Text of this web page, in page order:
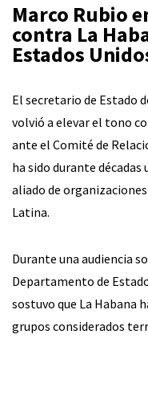
Marco Rubio
contra La
Estados
El secretario de Estado
volvió a elevar el tono
ante el Comité de
ha sido durante
aliado de
Latina.
Durante una audiencia
Departamento de
sostuvo que La Habana
grupos considerados